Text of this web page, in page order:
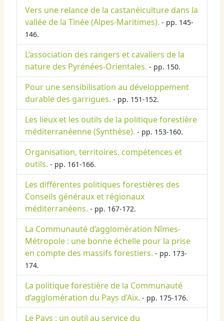
Vers une relance de la castanéiculture dans la
vallée de la Tinée (Alpes-Maritimes). - pp. 145-
146.
L’association des rangers et cavaliers de la
nature des Pyrénées-Orientales. - pp. 150.
Pour une sensibilisation au développement
durable des garrigues. - pp. 151-152.
Les lieux et les outils de la politique forestière
méditerranéenne (Synthèse). - pp. 153-160.
Organisation, territoires, compétences et
outils. - pp. 161-166.
Les différentes politiques forestières des
Conseils généraux et régionaux
méditerranéens. - pp. 167-172.
La Communauté d’agglomération Nîmes-
Métropole : une bonne échelle pour la prise
en compte des massifs forestiers. - pp. 173-
174.
La politique forestière de la Communauté
d’agglomération du Pays d’Aix. - pp. 175-176.
Le Pays : un outil au service du